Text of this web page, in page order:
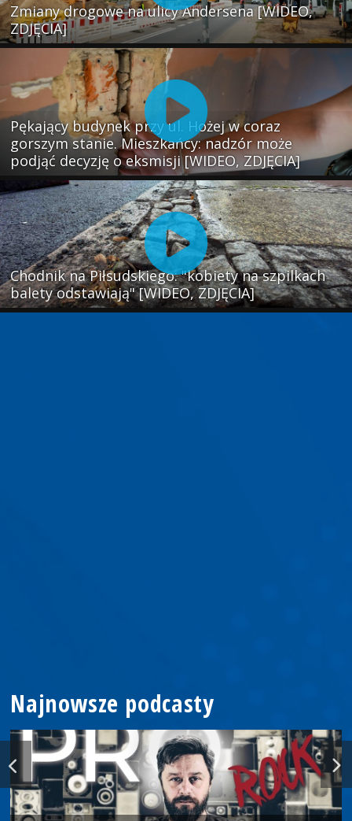
Zmiany drogowe na ulicy Andersena [WIDEO,
ZDJĘCIA]
Pękający budynek przy ul. Hożej w coraz
gorszym stanie. Mieszkańcy: nadzór może
podjąć decyzję o eksmisji [WIDEO, ZDJĘCIA]
Chodnik na Piłsudskiego: "kobiety na szpilkach
balety odstawiają" [WIDEO, ZDJĘCIA]
Najnowsze podcasty